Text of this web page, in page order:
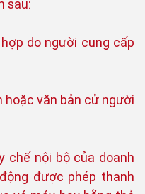
sau:
do người cung cấp
hoặc văn bản cử người
chế nội bộ của doanh
được phép thanh